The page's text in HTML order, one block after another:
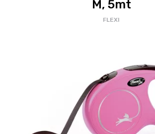
M, 5mt
FLEXI